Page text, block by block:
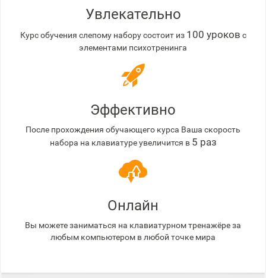
Увлекательно
Курс обучения слепому набору состоит из 100 уроков с
элементами психотренинга
Эффективно
После прохождения обучающего курса Ваша скорость
набора на клавиатуре увеличится в 5 раз
Онлайн
Вы можете заниматься на клавиатурном тренажёре за
любым компьютером в любой точке мира